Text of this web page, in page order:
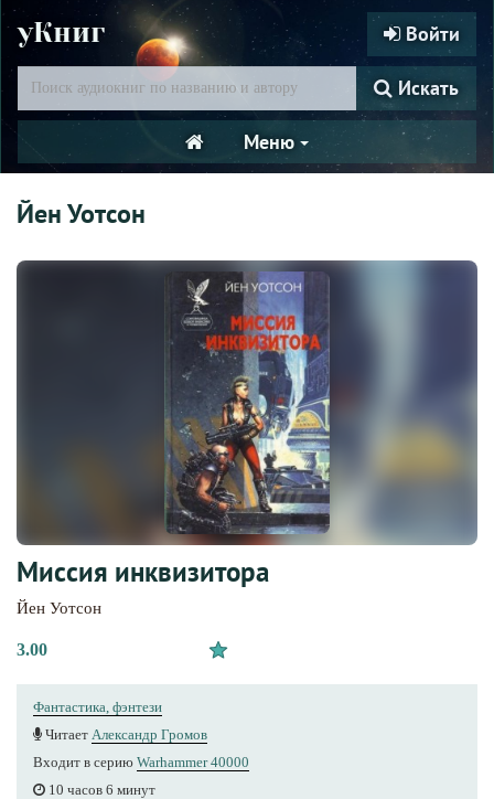
уКниг Войти
Искать
Меню
Йен Уотсон
Миссия инквизитора
Йен Уотсон
3.00
Фантастика, фэнтези
Читает Александр Громов
Входит в серию Warhammer 40000
10 часов 6 минут